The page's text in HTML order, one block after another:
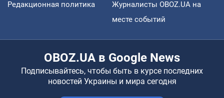
Редакционная политика
Журналисты OBOZ.UA на
месте событий
OBOZ.UA в Google News
Подписывайтесь, чтобы быть в курсе последних
новостей Украины и мира сегодня